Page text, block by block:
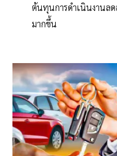
ต้นทุนการดำเนินงานล
มากขึ้น